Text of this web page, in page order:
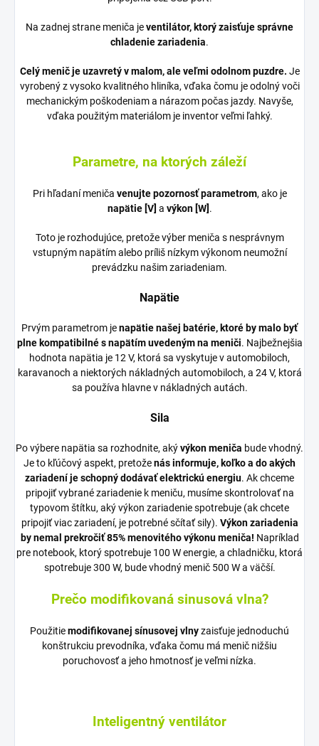
Na zadnej strane meniča jeventilátor, ktorý zaisťuje správne
chladenie zariadenia.
Celý menič je uzavretý v malom, ale veľmi odolnom puzdre. Je
vyrobený z vysoko kvalitného hliníka, vďaka čomu je odolný voči
mechanickým poškodeniam a nárazom počas jazdy. Navyše,
vďaka použitým materiálom je inventor veľmi ľahký.
Parametre, na ktorých záleží
Pri hľadaní meniča venujte pozornosť parametrom, ako je
napätie [V] a výkon [W] .
Toto je rozhodujúce, pretože výber meniča s nesprávnym
vstupným napätím alebo príliš nízkym výkonom neumožní
prevádzku našim zariadeniam.
Napätie
Prvým parametrom jenapätie našej batérie, ktoré by malo byť
plne kompatibilné s napätím uvedeným na meniči. Najbežnejšia
hodnota napätia je 12 V, ktorá sa vyskytuje v automobiloch,
karavanoch a niektorých nákladných automobiloch, a 24 V, ktorá
sa používa hlavne v nákladných autách.
Sila
Po výbere napätia sa rozhodnite, akývýkon meniča bude vhodný.
Je to kľúčový aspekt, pretoženás informuje, koľko a do akých
zariadení je schopný dodávať elektrickú energiu. Ak chceme
pripojiť vybrané zariadenie k meniču, musíme skontrolovať na
typovom štítku, aký výkon zariadenie spotrebuje (ak chcete
pripojiť viac zariadení, je potrebné sčítať sily). Výkon zariadenia
by nemal prekročiť 85% menovitého výkonu meniča! Napríklad
pre notebook, ktorý spotrebuje 100 W energie, a chladničku, ktorá
spotrebuje 300 W, bude vhodný menič 500 W a väčší.
Prečo modifikovaná sinusová vlna?
Použitiemodifikovanej sínusovej vlnyzaisťuje jednoduchú
konštrukciu prevodníka, vďaka čomu má menič nižšiu
poruchovosť a jeho hmotnosť je veľmi nízka.
Inteligentný ventilátor